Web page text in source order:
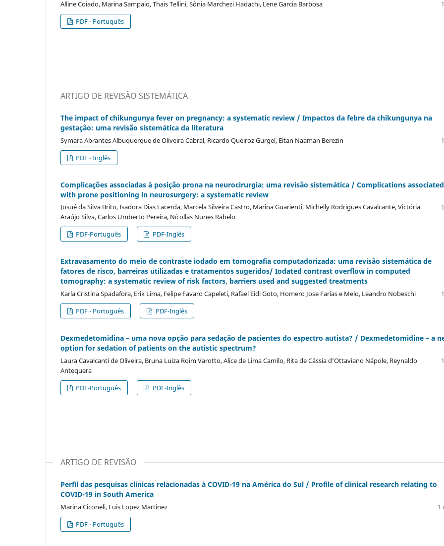
Alline Coiado, Marina Sampaio, Thais Tellini, Sônia Marchezi Hadachi, Lene Garcia Barbosa
PDF - Português
ARTIGO DE REVISÃO SISTEMÁTICA
The impact of chikungunya fever on pregnancy: a systematic review / Impactos da febre da chikungunya na
gestação: uma revisão sistemática da literatura
Symara Abrantes Albuquerque de Oliveira Cabral, Ricardo Queiroz Gurgel, Eitan Naaman Berezin
PDF - Inglês
Complicações associadas à posição prona na neurocirurgia: uma revisão sistemática / Complications associated
with prone positioning in neurosurgery: a systematic review
Josué da Silva Brito, Isadora Dias Lacerda, Marcela Silveira Castro, Marina Guarienti, Michelly Rodrigues Cavalcante, Victória
Araújo Silva, Carlos Umberto Pereira, Ní­collas Nunes Rabelo
PDF-Português PDF-Inglês
Extravasamento do meio de contraste iodado em tomografia computadorizada: uma revisão sistemática de
fatores de risco, barreiras utilizadas e tratamentos sugeridos/ Iodated contrast overflow in computed
tomography: a systematic review of risk factors, barriers used and suggested treatments
Karla Cristina Spadafora, Erik Lima, Felipe Favaro Capeleti, Rafael Eidi Goto, Homero Jose Farias e Melo, Leandro Nobeschi
PDF - Português
PDF-Inglês
Dexmedetomidina – uma nova opção para sedação de pacientes do espectro autista? / Dexmedetomidine – a
option for sedation of patients on the autistic spectrum?
Laura Cavalcanti de Oliveira, Bruna Luiza Roim Varotto, Alice de Lima Camilo, Rita de Cássia d’Ottaviano Nápole, Reynaldo
Antequera
PDF-Português PDF-Inglês
ARTIGO DE REVISÃO
Perfil das pesquisas clí­nicas relacionadas à COVID-19 na América do Sul / Profile of clinical research relating to
COVID-19 in South America
Marina Ciconeli, Luis Lopez Martinez
1
PDF - Português